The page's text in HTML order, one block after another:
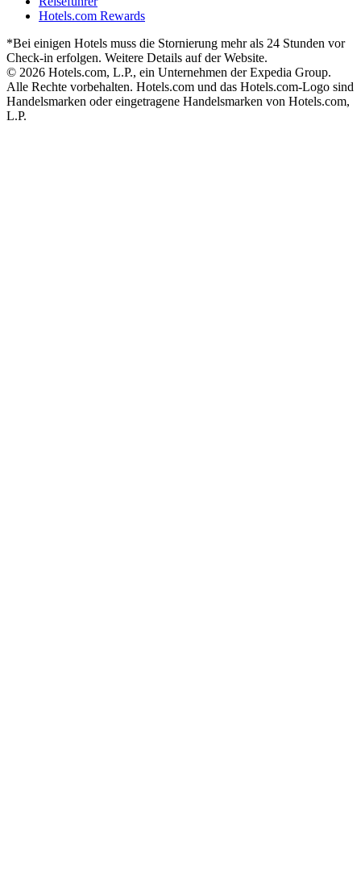
Hotels.com Rewards
*Bei einigen Hotels muss die Stornierung mehr als 24 Stunden vor
Check-in erfolgen. Weitere Details auf der Website.
© 2026 Hotels.com, L.P., ein Unternehmen der Expedia Group.
Alle Rechte vorbehalten. Hotels.com und das Hotels.com-Logo sind
Handelsmarken oder eingetragene Handelsmarken von Hotels.com,
L.P.